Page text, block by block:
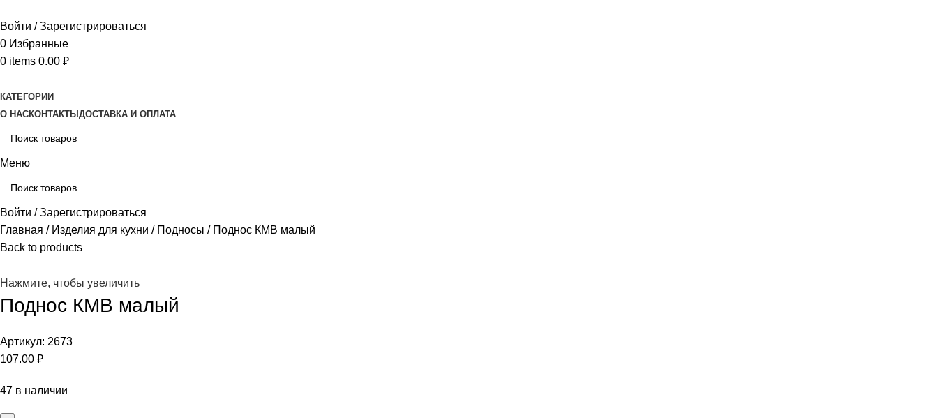
Войти / Зарегистрироваться
0 Избранные
0 items 0.00 ₽
КАТЕГОРИИ
О НАСКОНТАКТЫ ДОСТАВКА И ОПЛАТА
Меню
Войти / Зарегистрироваться
Главная
Изделия для кухни Подносы
Поднос КМВ малый
Back to products
Нажмите, чтобы увеличить
Поднос КМВ малый
Артикул: 2673
107.00 ₽
47 в наличии